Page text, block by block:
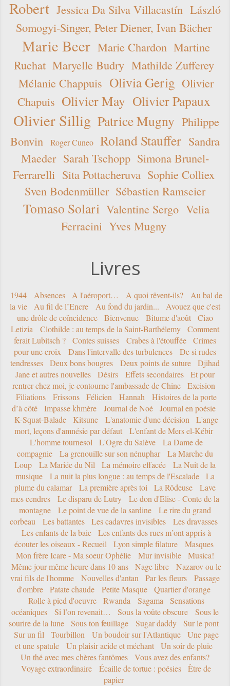
Robert Jessica Da Silva Villacastín László
Somogyi-Singer, Peter Diener, Ivan Bächer
Marie Beer Marie Chardon Martine
Ruchat Maryelle Budry Mathilde Zufferey
Mélanie Chappuis Olivia Gerig Olivier
Chapuis Olivier May Olivier Papaux
Olivier Sillig Patrice Mugny Philippe
Bonvin
Roger Cuneo Roland Stauffer Sandra
Maeder Sarah Tschopp Simona Brunel-
Ferrarelli Sita Pottacheruva Sophie Colliex
Sven Bodenmüller Sébastien Ramseier
Tomaso Solari Valentine Sergo Velia
Ferracini Yves Mugny
Livres
1944 Absences A l'aéroport… A quoi rêvent-ils?
Au bal de
la vie
Au fil de l’Encre Au fond du jardin...
Avouez que c'est
une drôle de coïncidence
Bienvenue Bitume d'août
Ciao
Letizia
Clothilde : au temps de la Saint-Barthélemy
Comment
ferait Lubitsch ?
Contes suisses Crabes à l'étouffée
Crimes
pour une croix
Dans l'intervalle des turbulences
De si rudes
tendresses
Deux bons bougres Deux points de suture
Djihad
Jane et autres nouvelles
Désirs Effets secondaires
Et pour
rentrer chez moi, je contourne l'ambassade de Chine
Excision
Filiations
Frissons Félicien Hannah
Histoires de la porte
d’à côté
Impasse khmère Journal de Noé
Journal en poésie
K-Squat-Balade
Kitsune L'anatomie d'une décision
L'ange
mort, leçons d'amnésie par défaut
L'enfant de Mers el-Kébir
L'homme tournesol
L'Ogre du Salève
La Dame de
compagnie
La grenouille sur son nénuphar
La Marche du
Loup
La Mariée du Nil La mémoire effacée
La Nuit de la
musique
La nuit la plus longue : au temps de l'Escalade
La
plume du calamar
La première après toi La Rôdeuse
Lave
mes cendres
Le disparu de Lutry
Le don d'Elise - Conte de la
montagne
Le point de vue de la sardine
Le rire du grand
corbeau
Les battantes Les cadavres invisibles
Les dravasses
Les enfants de la baie
Les enfants des rues m’ont appris à
écouter les oiseaux - Recueil
Lyon simple filature
Masques
Mon frère Icare - Ma soeur Ophélie
Mur invisible
Musica!
Même jour même heure dans 10 ans
Nage libre
Nazarov ou le
vrai fils de l'homme
Nouvelles d'antan Par les fleurs
Passage
d'ombre
Patate chaude Petite Masque
Quartier d'orange
Rolle à pied d'oeuvre
Rwanda Sagama
Sensations
océaniques
Si l’on revenait… Sous la voûte obscure
Sous le
sourire de la lune
Sous ton feuillage Sugar daddy
Sur le pont
Sur un fil
Tourbillon Un boudoir sur l'Atlantique
Une page
et une spatule
Un plaisir acide et méchant
Un soir de pluie
Un thé avec mes chères fantômes
Vous avez des enfants?
Voyage extraordinaire
Écaille de tortue : poésies
Être de
papier